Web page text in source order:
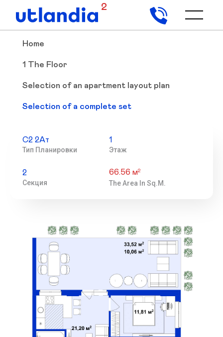
2
Home
1 The Floor
Selection of an apartment layout plan
Selection of a complete set
С2 2Ат
Тип Планировки
1
Этаж
2
Секция
66.56 м2
The Area In Sq.m.